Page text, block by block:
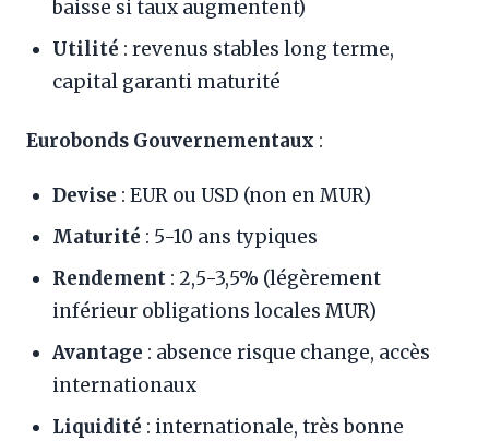
baisse si taux augmentent)
Utilité : revenus stables long terme,
capital garanti maturité
Eurobonds Gouvernementaux :
Devise : EUR ou USD (non en MUR)
Maturité : 5-10 ans typiques
Rendement : 2,5-3,5% (légèrement
inférieur obligations locales MUR)
Avantage : absence risque change, accès
internationaux
Liquidité : internationale, très bonne